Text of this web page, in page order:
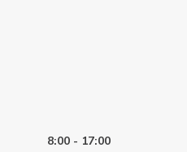
8:00 - 17:00